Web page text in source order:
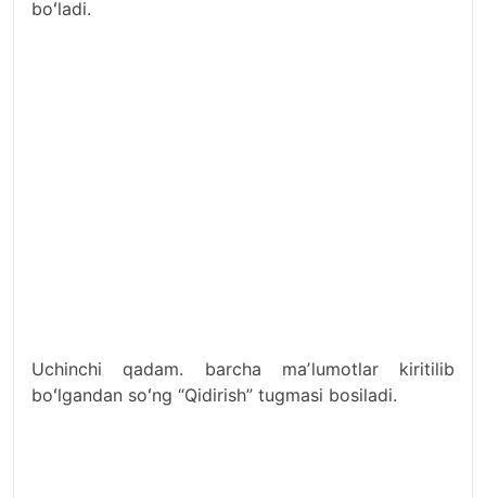
boʻladi.
Uchinchi qadam. barcha maʼlumotlar kiritilib
boʻlgandan soʻng “Qidirish” tugmasi bosiladi.